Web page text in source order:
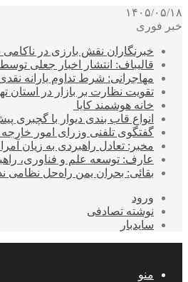
۱۴۰۵/۰۵/۱۸
خبر فوری
خبرنگاران نقش بارزی در
قالیباف: انتشار اخبار جعلی
مهاجرانی: شرط تداوم یارانه
تقویت نظارت بر بازار در استان
خانه هوشمند کایا
انواع قاب بندی دیوار با
گفتگوی تلفنی وزرای امور خارجه
مخبر: تعادل راهبردی به زیان
عارف: توسعه علم و فناوری،
بقائی: بحران یمن راه‌حل نظامی
ورود
نوشته تصادفی
سایدبار
منو